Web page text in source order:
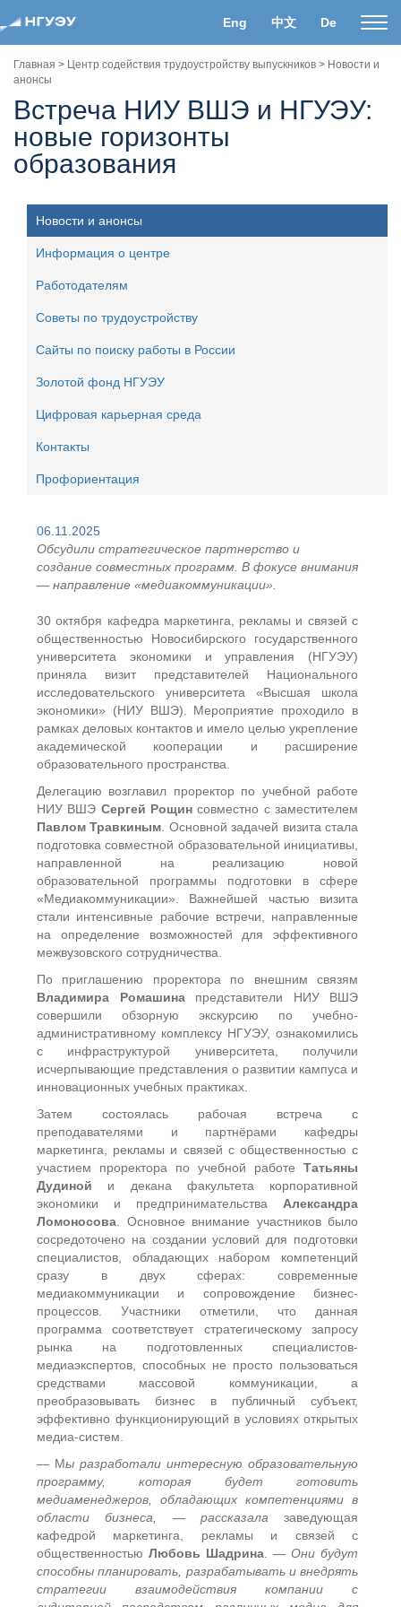
Eng 中文 De
Главная > Центр содействия трудоустройству выпускников > Новости и
анонсы
Встреча НИУ ВШЭ и НГУЭУ:
новые горизонты
образования
Новости и анонсы
Информация о центре
Работодателям
Советы по трудоустройству
Сайты по поиску работы в России
Золотой фонд НГУЭУ
Цифровая карьерная среда
Контакты
Профориентация
06.11.2025
Обсудили стратегическое партнерство и
создание совместных программ. В фокусе внимания
— направление «медиакоммуникации».
30 октября кафедра маркетинга, рекламы и связей с
общественностью Новосибирского государственного
университета экономики и управления (НГУЭУ)
приняла визит представителей Национального
исследовательского университета «Высшая школа
экономики» (НИУ ВШЭ). Мероприятие проходило в
рамках деловых контактов и имело целью укрепление
академической кооперации и расширение
образовательного пространства.
Делегацию возглавил проректор по учебной работе
НИУ ВШЭ Сергей Рощин совместно с заместителем
Павлом Травкиным . Основной задачей визита стала
подготовка совместной образовательной инициативы,
направленной на реализацию новой
образовательной программы подготовки в сфере
«Медиакоммуникации». Важнейшей частью визита
стали интенсивные рабочие встречи, направленные
на определение возможностей для эффективного
межвузовского сотрудничества.
По приглашению проректора по внешним связям
Владимира Ромашинапредставители НИУ ВШЭ
совершили обзорную экскурсию по учебно-
административному комплексу НГУЭУ, ознакомились
с инфраструктурой университета, получили
исчерпывающие представления о развитии кампуса и
инновационных учебных практиках.
Затем состоялась рабочая встреча с
преподавателями и партнёрами кафедры
маркетинга, рекламы и связей с общественностью с
участием проректора по учебной работе Татьяны
Дудиной и декана факультета корпоративной
экономики и предпринимательства Александра
Ломоносова . Основное внимание участников было
сосредоточено на создании условий для подготовки
специалистов, обладающих набором компетенций
сразу в двух сферах: современные
медиакоммуникации и сопровождение бизнес-
процессов. Участники отметили, что данная
программа соответствует стратегическому запросу
рынка на подготовленных специалистов-
медиаэкспертов, способных не просто пользоваться
средствами массовой коммуникации, а
преобразовывать бизнес в публичный субъект,
эффективно функционирующий в условиях открытых
медиа-систем.
— Мы разработали интересную образовательную
программу, которая будет готовить
медиаменеджеров, обладающих компетенциями в
области бизнеса, — рассказала заведующая
кафедрой маркетинга, рекламы и связей с
общественностью Любовь Шадрина . — Они будут
способны планировать, разрабатывать и внедрять
стратегии взаимодействия компании с